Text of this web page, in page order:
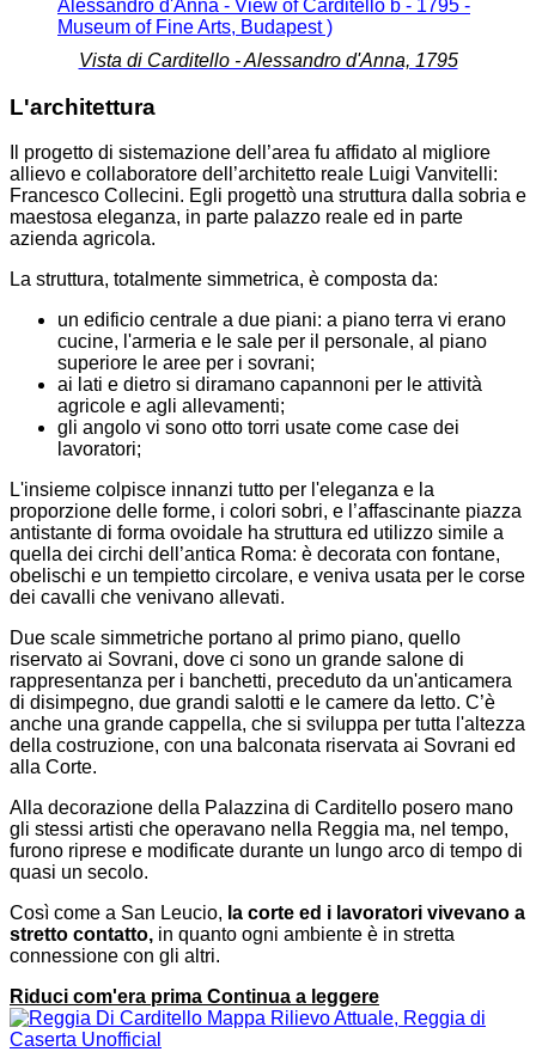
Vista di Carditello - Alessandro d'Anna, 1795
L'architettura
Il progetto di sistemazione dell’area fu affidato al migliore
allievo e collaboratore dell’architetto reale Luigi Vanvitelli:
Francesco Collecini. Egli progettò una struttura dalla sobria e
maestosa eleganza, in parte palazzo reale ed in parte
azienda agricola.
La struttura, totalmente simmetrica, è composta da:
un edificio centrale a due piani: a piano terra vi erano
cucine, l'armeria e le sale per il personale, al piano
superiore le aree per i sovrani;
ai lati e dietro si diramano capannoni per le attività
agricole e agli allevamenti;
gli angolo vi sono otto torri usate come case dei
lavoratori;
L'insieme colpisce innanzi tutto per l'eleganza e la
proporzione delle forme, i colori sobri, e l’affascinante piazza
antistante di forma ovoidale ha struttura ed utilizzo simile a
quella dei circhi dell’antica Roma: è decorata con fontane,
obelischi e un tempietto circolare, e veniva usata per le corse
dei cavalli che venivano allevati.
Due scale simmetriche portano al primo piano, quello
riservato ai Sovrani, dove ci sono un grande salone di
rappresentanza per i banchetti, preceduto da un'anticamera
di disimpegno, due grandi salotti e le camere da letto. C’è
anche una grande cappella, che si sviluppa per tutta l'altezza
della costruzione, con una balconata riservata ai Sovrani ed
alla Corte.
Alla decorazione della Palazzina di Carditello posero mano
gli stessi artisti che operavano nella Reggia ma, nel tempo,
furono riprese e modificate durante un lungo arco di tempo di
quasi un secolo.
Così come a San Leucio, la corte ed i lavoratori vivevano a
stretto contatto, in quanto ogni ambiente è in stretta
connessione con gli altri.
Riduci com'era prima Continua a leggere